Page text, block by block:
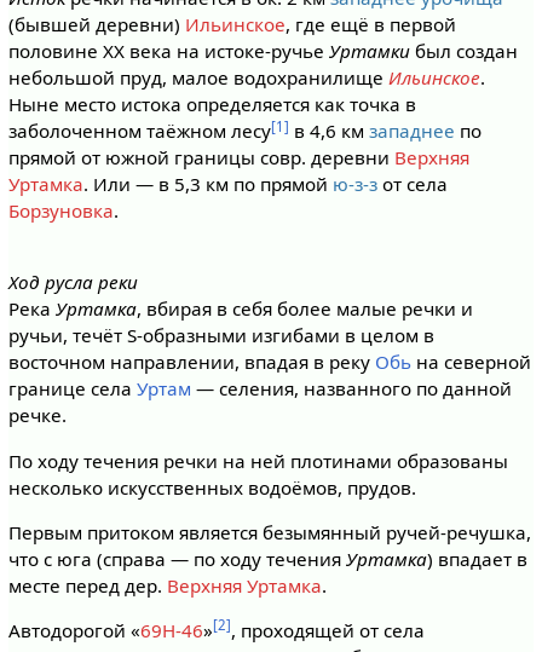
(бывшей деревни) Ильинское, где ещё в первой
половине XX века на истоке-ручье Уртамкибыл создан
небольшой пруд, малое водохранилище Ильинское.
Ныне место истока определяется как точка в
заболоченном таёжном лесу[1] в 4,6 км западнее по
прямой от южной границы совр. деревни Верхняя
Уртамка. Или — в 5,3 км по прямой ю-з-зот села
Борзуновка.
Ход русла реки
Река Уртамка, вбирая в себя более малые речки и
ручьи, течёт S-образными изгибами в целом в
восточном направлении, впадая в реку Обьна северной
границе села Уртам — селения, названного по данной
речке.
По ходу течения речки на ней плотинами образованы
несколько искусственных водоёмов, прудов.
Первым притоком является безымянный ручей-речушка,
что с юга (справа — по ходу течения Уртамка) впадает в
месте перед дер. Верхняя Уртамка.
Автодорогой «69Н-46»[2], проходящей от села